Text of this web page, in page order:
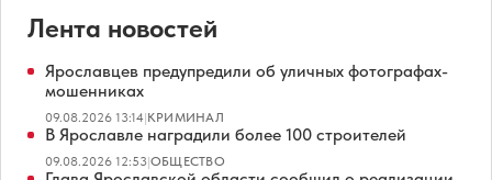
Лента новостей
Ярославцев предупредили об уличных фотографах-
мошенниках
09.08.2026 13:14|КРИМИНАЛ
В Ярославле наградили более 100 строителей
09.08.2026 12:53|ОБЩЕСТВО